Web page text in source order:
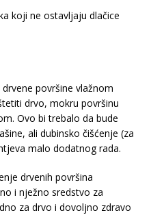
koji ne ostavljaju dlačice
površine vlažnom
drvo, mokru površinu
Ovo bi trebalo da bude
ali dubinsko čišćenje (za
malo dodatnog rada.
drvenih površina
i nježno sredstvo za
za drvo i dovoljno zdravo